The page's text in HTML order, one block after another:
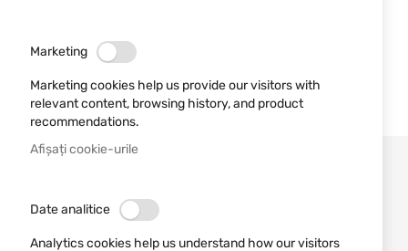
Marketing
Marketing cookies help us provide our visitors with
relevant content, browsing history, and product
recommendations.
Afișați cookie-urile
Date analitice
Analytics cookies help us understand how our visitors